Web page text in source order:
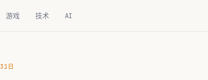
游戏 技术 AI
日